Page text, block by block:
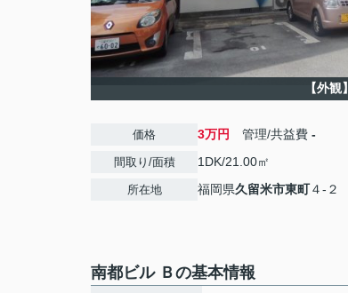
【外観】
価格 3万円 管理/共益費 -
間取り/面積 1DK/21.00㎡
所在地 福岡県久留米市東町４-２
南都ビル Ｂの基本情報